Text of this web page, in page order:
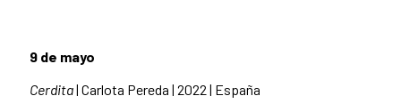
9 de mayo
Cerdita| Carlota Pereda | 2022 | España